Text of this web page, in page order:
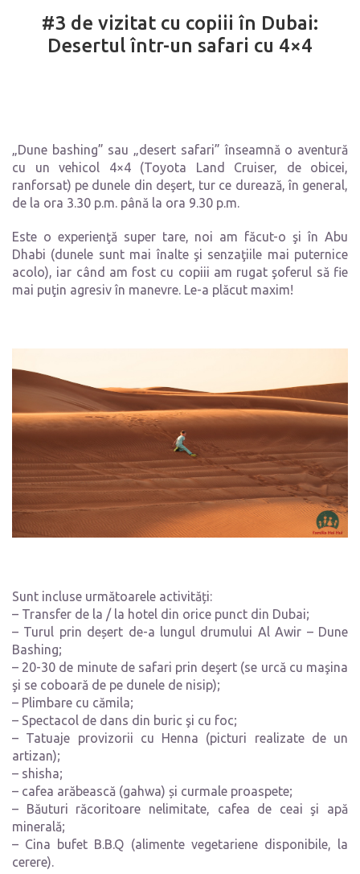
#3 de vizitat cu copiii în Dubai:
Desertul într-un safari cu 4×4
„Dune bashing” sau „desert safari” înseamnă o aventură
cu un vehicol 4×4 (Toyota Land Cruiser, de obicei,
ranforsat) pe dunele din deşert, tur ce durează, în general,
de la ora 3.30 p.m. până la ora 9.30 p.m.
Este o experienţă super tare, noi am făcut-o şi în Abu
Dhabi (dunele sunt mai înalte şi senzaţiile mai puternice
acolo), iar când am fost cu copiii am rugat şoferul să fie
mai puţin agresiv în manevre. Le-a plăcut maxim!
Sunt incluse următoarele activități:
– Transfer de la / la hotel din orice punct din Dubai;
– Turul prin deșert de-a lungul drumului Al Awir – Dune
Bashing;
– 20-30 de minute de safari prin deşert (se urcă cu maşina
şi se coboară de pe dunele de nisip);
– Plimbare cu cămila;
– Spectacol de dans din buric şi cu foc;
– Tatuaje provizorii cu Henna (picturi realizate de un
artizan);
– shisha;
– cafea arăbească (gahwa) și curmale proaspete;
– Băuturi răcoritoare nelimitate, cafea de ceai şi apă
minerală;
– Cina bufet B.B.Q (alimente vegetariene disponibile, la
cerere).